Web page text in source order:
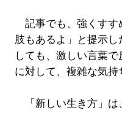
記事でも、強くすす
肢もあるよ」と提示
しても、激しい言葉
に対して、複雑な気持
「新しい生き方」は